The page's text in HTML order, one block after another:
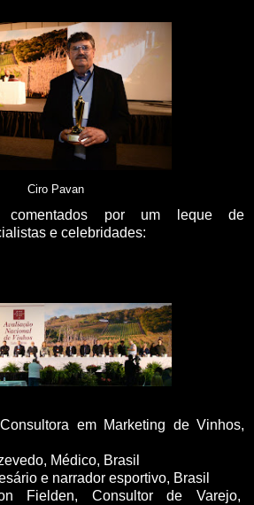
Ciro Pavan
por um leque de
e celebridades:
em Marketing de Vinhos,
Médico, Brasil
e narrador esportivo, Brasil
Fielden, Consultor de Varejo,